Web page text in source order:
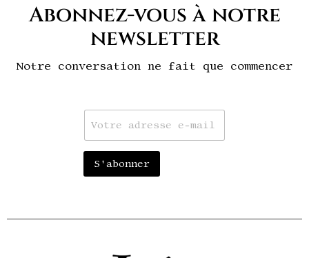
Abonnez-vous à notre
newsletter
Notre conversation ne fait que commencer
E
a
i
*
S'abonner